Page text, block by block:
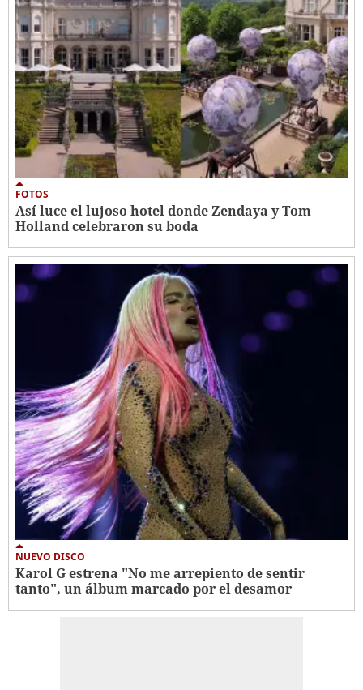
FOTOS
Así luce el lujoso hotel donde Zendaya y Tom
Holland celebraron su boda
NUEVO DISCO
Karol G estrena "No me arrepiento de sentir
tanto", un álbum marcado por el desamor